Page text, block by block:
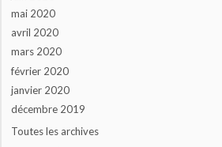
mai 2020
avril 2020
mars 2020
février 2020
janvier 2020
décembre 2019
Toutes les archives